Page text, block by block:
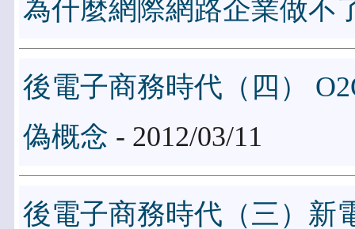
為什麼網際網路企業做不
後電子商務時代（四）
偽概念 - 2012/03/11
後電子商務時代（三）新